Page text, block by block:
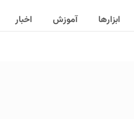
ابزارها آموزش اخبار